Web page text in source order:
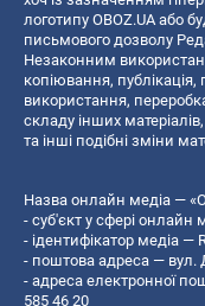
логотипу OBOZ.UA або
письмового дозволу
Незаконним
копiювання, публiкацiя,
використання,
складу інших
та інші подібні зміни
Назва онлайн медіа —
- суб'єкт у сфері онлайн
- ідентифікатор медіа —
- поштова адреса — вул.
- адреса електронної
585 46 20